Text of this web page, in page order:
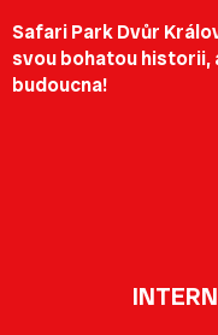
Safari Park Dvůr
svou bohatou historii,
budoucna!